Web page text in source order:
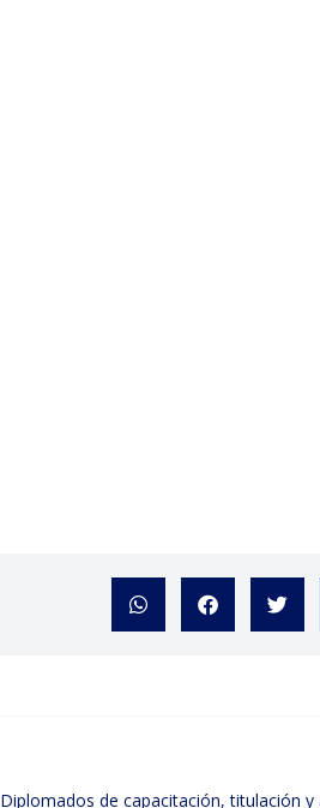
Diplomados de capacitación, titulación y